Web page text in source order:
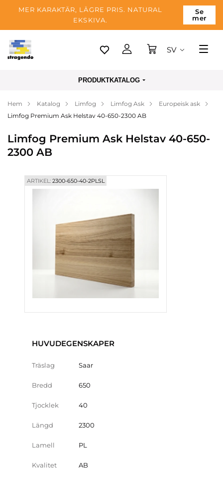
MER KARAKTÄR, LÄGRE PRIS. NATURAL
EKSKIVA.
Se
mer
Tallinn
Betalning
Blogg
SV
PRODUKTKATALOG
Hem Katalog Limfog Limfog Ask
Europeisk ask
Limfog Premium Ask Helstav 40-650-2300 AB
Limfog Premium Ask Helstav 40-650-
2300 AB
ARTIKEL:2300-650-40-2PLSL
HUVUDEGENSKAPER
Träslag Saar
Bredd 650
Tjocklek 40
Längd 2300
Lamell PL
Kvalitet AB